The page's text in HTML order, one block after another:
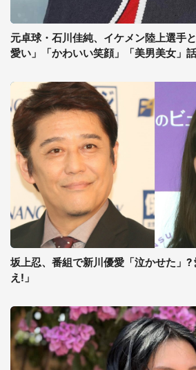
元卓球・石川佳純、イケメン陸上選手
愛い」「かわいい笑顔」「美男美女」
坂上忍、番組で新川優愛「泣かせた」?
え!」